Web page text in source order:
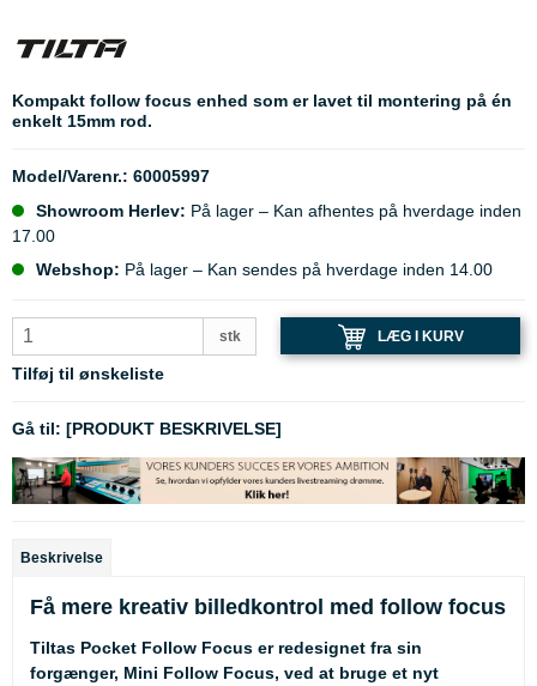
Kompakt follow focus enhed som er lavet til montering på én
enkelt 15mm rod.
Model/Varenr.: 60005997
Showroom Herlev: På lager – Kan afhentes på hverdage inden
17.00
Webshop: På lager – Kan sendes på hverdage inden 14.00
stk LÆG I KURV
Tilføj til ønskeliste
Gå til: [PRODUKT BESKRIVELSE]
Beskrivelse
Få mere kreativ billedkontrol med follow focus
Tiltas Pocket Follow Focus er redesignet fra sin
forgænger, Mini Follow Focus, ved at bruge et nyt